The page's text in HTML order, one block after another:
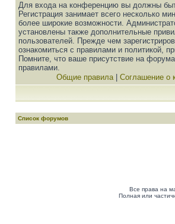
Для входа на конференцию вы должны
Регистрация занимает всего несколько
более широкие возможности.
установлены также дополнительные
пользователей. Прежде чем
ознакомиться с правилами и политикой,
Помните, что ваше присутствие на
правилами.
Общие правила| Соглашение о
Список форумов
Все права на
Полная или